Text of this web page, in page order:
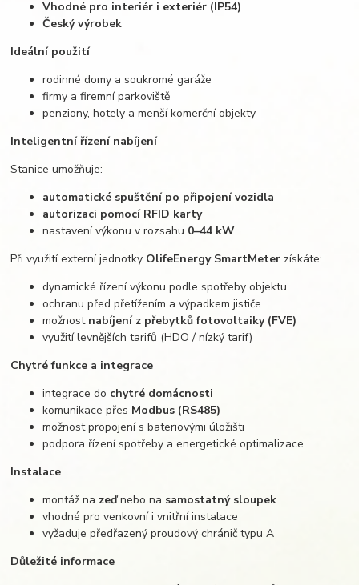
Vhodné pro interiér i exteriér (IP54)
Český výrobek
Ideální použití
rodinné domy a soukromé garáže
firmy a firemní parkoviště
penziony, hotely a menší komerční objekty
Inteligentní řízení nabíjení
Stanice umožňuje:
automatické spuštění po připojení vozidla
autorizaci pomocí RFID karty
nastavení výkonu v rozsahu 0–44 kW
Při využití externí jednotky OlifeEnergy SmartMeter získáte:
dynamické řízení výkonu podle spotřeby objektu
ochranu před přetížením a výpadkem jističe
možnost nabíjení z přebytků fotovoltaiky (FVE)
využití levnějších tarifů (HDO / nízký tarif)
Chytré funkce a integrace
integrace do chytré domácnosti
komunikace přes Modbus (RS485)
možnost propojení s bateriovými úložišti
podpora řízení spotřeby a energetické optimalizace
Instalace
montáž na zeďnebo na samostatný sloupek
vhodné pro venkovní i vnitřní instalace
vyžaduje předřazený proudový chránič typu A
Důležité informace